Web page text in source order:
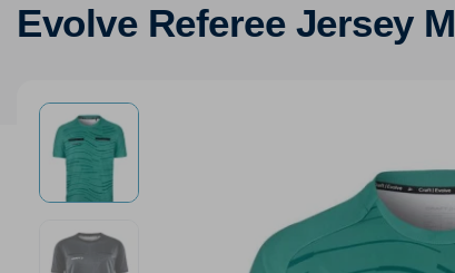
Evolve Referee Jersey M